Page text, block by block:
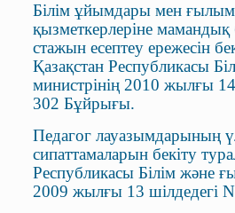
Бiлiм ұйымдары мен
қызметкерлерiне
стажын есептеу ережесiн
Қазақстан Республикасы
министрінің 2010 жылғы
302 Бұйрығы.
Педагог лауазымдарының
сипаттамаларын бекіту
Республикасы Білім және
2009 жылғы 13 шілдедегі